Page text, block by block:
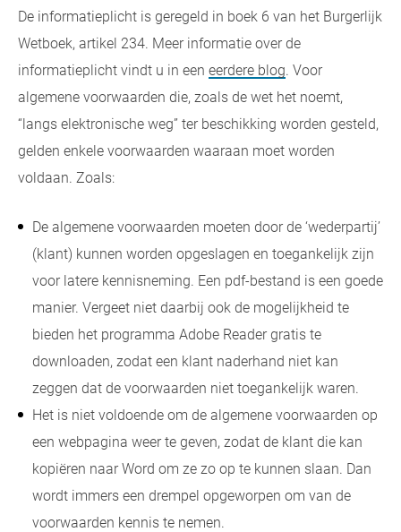
De informatieplicht is geregeld in boek 6 van het Burgerlijk
Wetboek, artikel 234. Meer informatie over de
informatieplicht vindt u in een eerdere blog. Voor
algemene voorwaarden die, zoals de wet het noemt,
“langs elektronische weg” ter beschikking worden gesteld,
gelden enkele voorwaarden waaraan moet worden
voldaan. Zoals:
De algemene voorwaarden moeten door de ‘wederpartij’
(klant) kunnen worden opgeslagen en toegankelijk zijn
voor latere kennisneming. Een pdf-bestand is een goede
manier. Vergeet niet daarbij ook de mogelijkheid te
bieden het programma Adobe Reader gratis te
downloaden, zodat een klant naderhand niet kan
zeggen dat de voorwaarden niet toegankelijk waren.
Het is niet voldoende om de algemene voorwaarden op
een webpagina weer te geven, zodat de klant die kan
kopiëren naar Word om ze zo op te kunnen slaan. Dan
wordt immers een drempel opgeworpen om van de
voorwaarden kennis te nemen.